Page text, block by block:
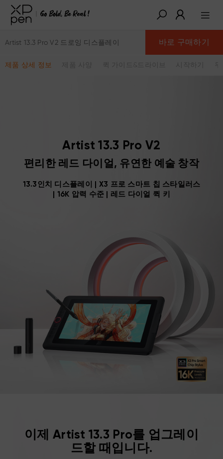
Artist 13.3 Pro V2 드로잉 디스플레이
제품 상세 정보 제품 사양 시작하기
바로 구매하기
Artist 13.3 Pro V2
편리한 레드 다이얼, 유연한 예술 창작
13.3인치 디스플레이 | X3 프로 스마트 칩 스타일러스
| 16K 압력 수준 | 레드 다이얼 퀵 키
이제 Artist 13.3 Pro를 업그레이
드할 때입니다.